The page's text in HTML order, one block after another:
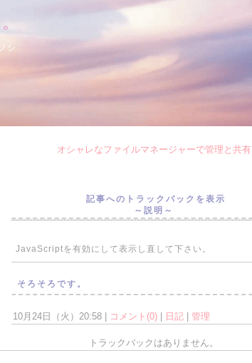
シ
オシャレなファイルマネージャーで管理と共有
記事へのトラックバックを表示
～説明～
JavaScriptを有効にして表示し直して下さい。
そろそろです。
10月24日（火）20:58 | コメント(0) 日記 管理
トラックバックはありません。